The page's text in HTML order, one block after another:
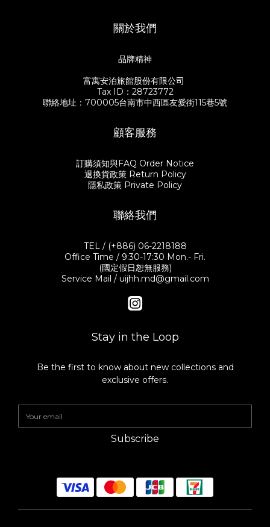
關於我們
品牌精神
富寓安泊旅館股份有限公司
Tax ID：28723772
聯絡地址：700005台南市中西區友愛街115巷5號
顧客服務
訂購須知與FAQ Order Notice
退換貨政策 Return Policy
隱私政策 Private Policy
聯絡我們
TEL / (+886) 06-2218188
Office Time / 9:30-17:30 Mon.- Fri.
(國定假日恕無服務)
Service Mail / uijhh.md@gmail.com
Stay in the Loop
Be the first to know about new collections and
exclusive offers.
Subscribe